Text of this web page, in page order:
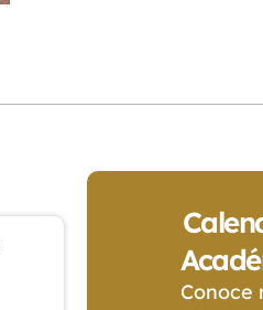
Conoce